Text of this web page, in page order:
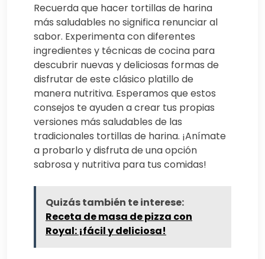
Recuerda que hacer tortillas de harina
más saludables no significa renunciar al
sabor. Experimenta con diferentes
ingredientes y técnicas de cocina para
descubrir nuevas y deliciosas formas de
disfrutar de este clásico platillo de
manera nutritiva. Esperamos que estos
consejos te ayuden a crear tus propias
versiones más saludables de las
tradicionales tortillas de harina. ¡Anímate
a probarlo y disfruta de una opción
sabrosa y nutritiva para tus comidas!
Quizás también te interese:
Receta de masa de pizza con
Royal: ¡fácil y deliciosa!